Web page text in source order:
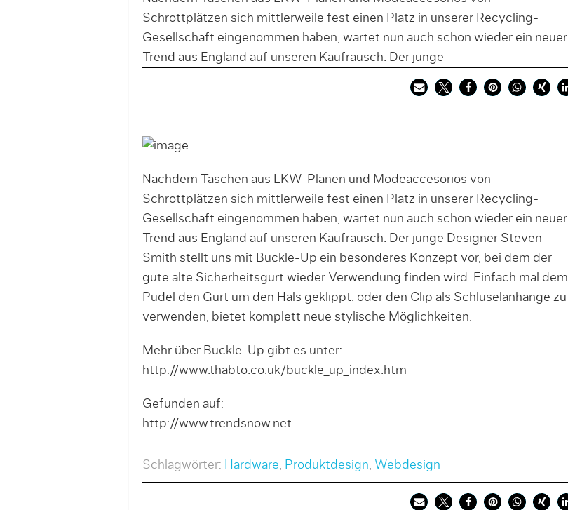
Schrottplätzen sich mittlerweile fest einen Platz in unserer Recycling-
Gesellschaft eingenommen haben, wartet nun auch schon wieder ein neuer
Trend aus England auf unseren Kaufrausch. Der junge
Nachdem Taschen aus LKW-Planen und Modeaccesorios von
Schrottplätzen sich mittlerweile fest einen Platz in unserer Recycling-
Gesellschaft eingenommen haben, wartet nun auch schon wieder ein neuer
Trend aus England auf unseren Kaufrausch. Der junge Designer Steven
Smith stellt uns mit Buckle-Up ein besonderes Konzept vor, bei dem der
gute alte Sicherheitsgurt wieder Verwendung finden wird. Einfach mal dem
Pudel den Gurt um den Hals geklippt, oder den Clip als Schlüselanhänge zu
verwenden, bietet komplett neue stylische Möglichkeiten.
Mehr über Buckle-Up gibt es unter:
http://www.thabto.co.uk/buckle_up_index.htm
Gefunden auf:
http://www.trendsnow.net
Schlagwörter: Hardware Produktdesign Webdesign